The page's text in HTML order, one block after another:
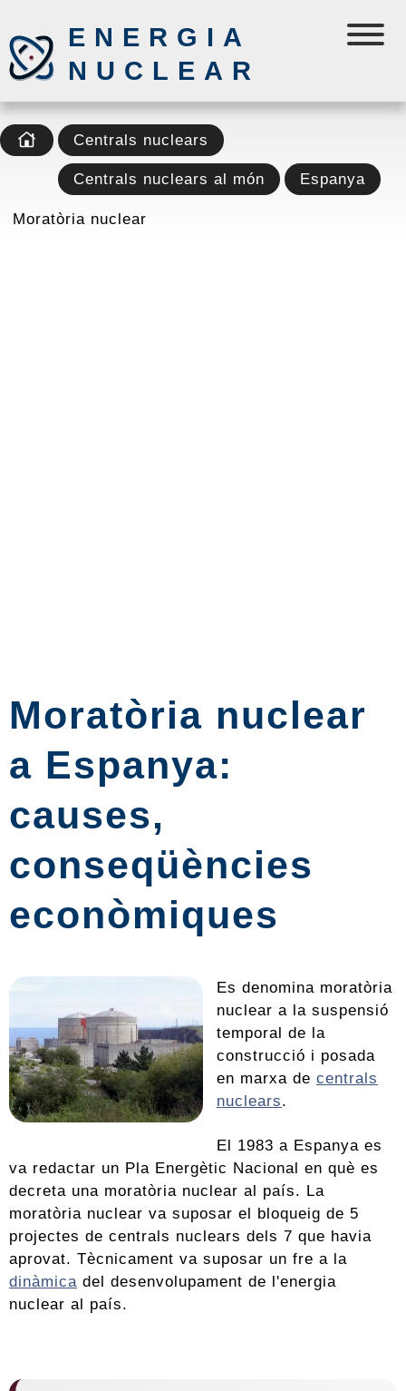
ENERGIA
NUCLEAR
Centrals nuclears
Centrals nuclears al món Espanya
Moratòria nuclear
Moratòria nuclear
a Espanya:
causes,
conseqüències
econòmiques
Es denomina moratòria
nuclear a la suspensió
temporal de la
construcció i posada
en marxa de centrals
nuclears.
El 1983 a Espanya es
va redactar un Pla Energètic Nacional en què es
decreta una moratòria nuclear al país. La
moratòria nuclear va suposar el bloqueig de 5
projectes de centrals nuclears dels 7 que havia
aprovat. Tècnicament va suposar un fre a la
dinàmica del desenvolupament de l'energia
nuclear al país.